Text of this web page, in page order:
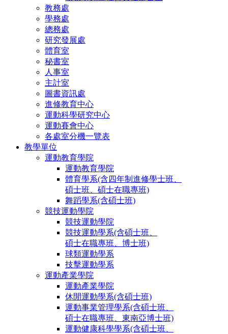
教務處
學務處
總務處
研究發展處
體育室
秘書室
人事室
主計室
圖書資訊處
進修教育中心
運動科學研究中心
運動賽會中心
各處室分機一覽表
教學單位
運動教育學院
運動教育學院
體育學系(含四年制進修學士班、
碩士班、碩士在職專班)
舞蹈學系(含碩士班)
競技運動學院
競技運動學院
競技運動學系(含碩士班、
碩士在職專班、博士班)
球類運動學系
技擊運動學系
運動產業學院
運動產業學院
休閒運動學系(含碩士班)
運動事業管理學系(含碩士班、
碩士在職專班、東南亞博士班)
運動健康科學學系(含碩士班、